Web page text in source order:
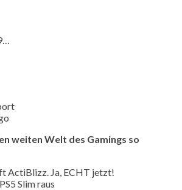
weiten Welt des Gamings so
ActiBlizz. Ja, ECHT jetzt!
Slim raus